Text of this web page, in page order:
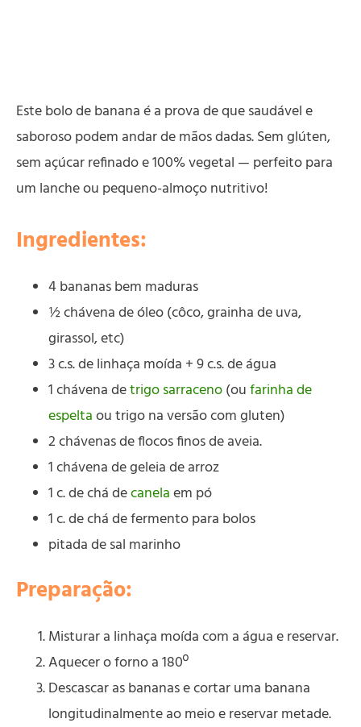
Este bolo de banana é a prova de que saudável e
saboroso podem andar de mãos dadas. Sem glúten,
sem açúcar refinado e 100% vegetal — perfeito para
um lanche ou pequeno-almoço nutritivo!
Ingredientes:
4 bananas bem maduras
½ chávena de óleo (côco, grainha de uva,
girassol, etc)
3 c.s. de linhaça moída + 9 c.s. de água
1 chávena detrigo sarraceno(oufarinha de
espeltaou trigo na versão com gluten)
2 chávenas de flocos finos de aveia.
1 chávena de geleia de arroz
1 c. de chá decanelaem pó
1 c. de chá de fermento para bolos
pitada de sal marinho
Preparação:
Misturar a linhaça moída com a água e reservar.
Aquecer o forno a 180º
Descascar as bananas e cortar uma banana
longitudinalmente ao meio e reservar metade.